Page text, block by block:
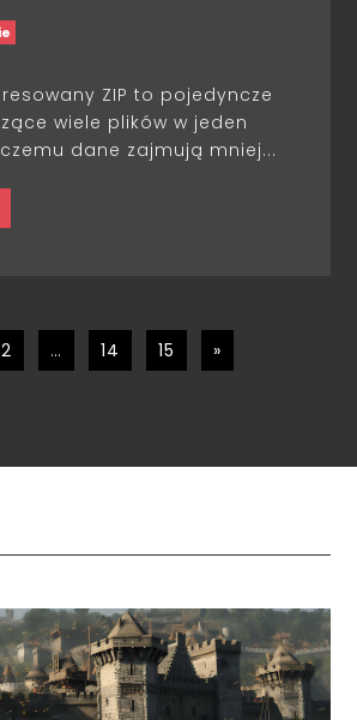
ZIP to pojedyncze
wiele plików w jeden
dane zajmują mniej...
2 … 14 15 »